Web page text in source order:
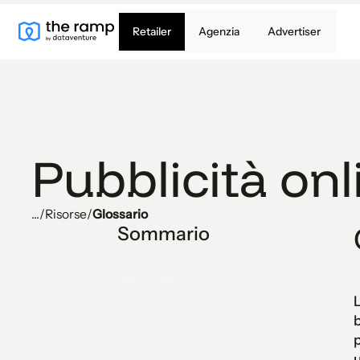
Retailer Agenzia Advertiser
Pubblicità
.../Risorse/Glossario
Sommario